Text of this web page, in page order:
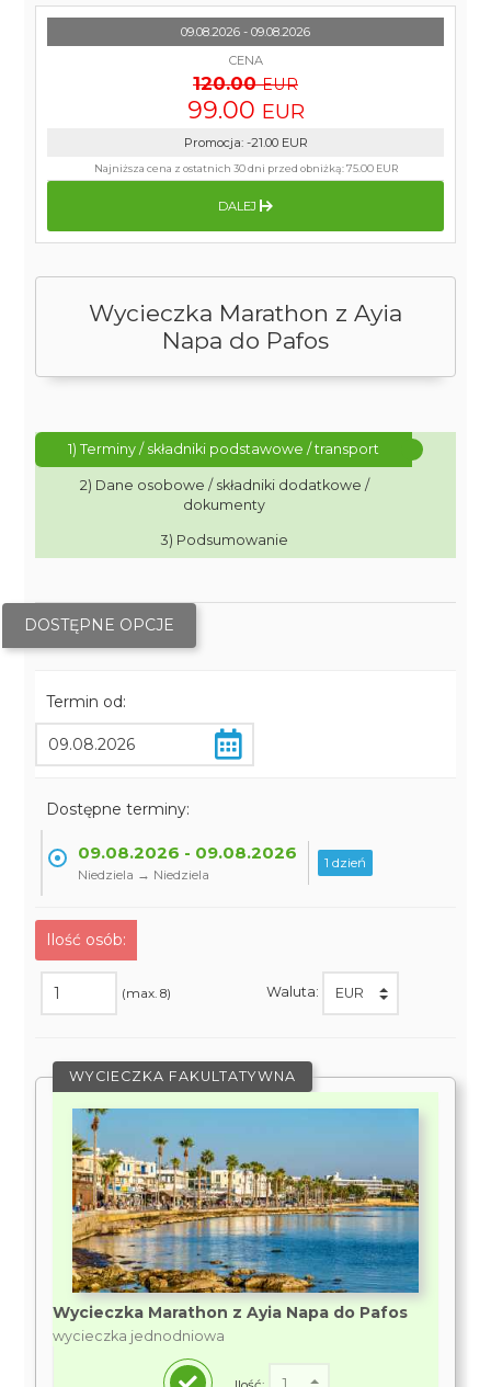
Wycieczka Marathon z Ayia
Napa do Pafos
1) Terminy / składniki podstawowe / transport
2) Dane osobowe / składniki dodatkowe /
dokumenty
3) Podsumowanie
DOSTĘPNE OPCJE
Termin od:
Dostępne terminy:
09.08.2026 - 09.08.2026
Niedziela → Niedziela
1 dzień
Ilość osób:
(max. 8) Waluta:
WYCIECZKA FAKULTATYWNA
Wycieczka Marathon z Ayia Napa do Pafos
wycieczka jednodniowa
09.08.2026 - 09.08.2026
CENA
120.00 EUR
99.00 EUR
Promocja: -21.00 EUR
Najniższa cena z ostatnich 30 dni przed obniżką:75.00 EUR
DALEJ